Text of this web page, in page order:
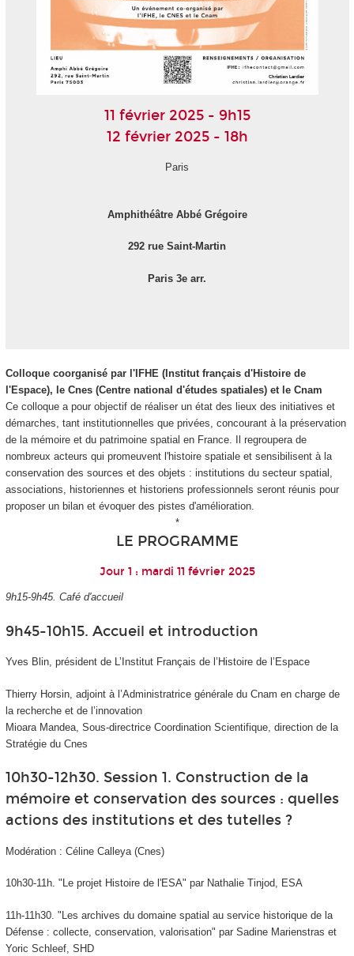
11 février 2025 - 9h15
12 février 2025 - 18h
Paris
Amphithéâtre Abbé Grégoire
292 rue Saint-Martin
Paris 3e arr.
Colloque coorganisé par l'IFHE (Institut français d'Histoire de
l'Espace), le Cnes (Centre national d'études spatiales) et le Cnam
Ce colloque a pour objectif de réaliser un état des lieux des initiatives et
démarches, tant institutionnelles que privées, concourant à la préservation
de la mémoire et du patrimoine spatial en France. Il regroupera de
nombreux acteurs qui promeuvent l'histoire spatiale et sensibilisent à la
conservation des sources et des objets : institutions du secteur spatial,
associations, historiennes et historiens professionnels seront réunis pour
proposer un bilan et évoquer des pistes d'amélioration.
*
LE PROGRAMME
Jour 1 : mardi 11 février 2025
9h15-9h45. Café d'accueil
9h45-10h15. Accueil et introduction
Yves Blin, président de L’Institut Français de l’Histoire de l’Espace
Thierry Horsin, adjoint à l’Administratrice générale du Cnam en charge de
la recherche et de l’innovation
Mioara Mandea, Sous-directrice Coordination Scientifique, direction de la
Stratégie du Cnes
10h30-12h30. Session 1. Construction de la
mémoire et conservation des sources : quelles
actions des institutions et des tutelles ?
Modération : Céline Calleya (Cnes)
10h30-11h. "Le projet Histoire de l'ESA" par Nathalie Tinjod, ESA
11h-11h30. "Les archives du domaine spatial au service historique de la
Défense : collecte, conservation, valorisation" par Sadine Marienstras et
Yoric Schleef, SHD